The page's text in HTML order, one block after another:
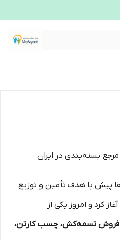
بسته‌بندی در ایران
پیش با هدف تأمین و توزیع
آغاز کرد و امروز یکی از
فروش تسمه‌کش، چسب کارتن،